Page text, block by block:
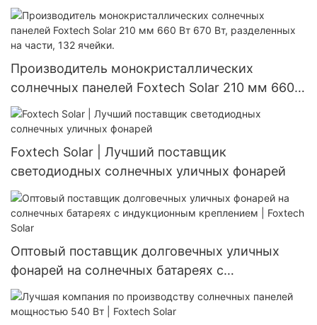
алюминиевый, водонепроницаемый IP66,
мощностью 60 Вт, 80 Вт, 100 Вт.
Производитель монокристаллических
солнечных панелей Foxtech Solar 210 мм 660
Вт 670 Вт, разделенных на части, 132 ячейки.
Foxtech Solar | Лучший поставщик
светодиодных солнечных уличных фонарей
Оптовый поставщик долговечных уличных
фонарей на солнечных батареях с
индукционным креплением | Foxtech Solar